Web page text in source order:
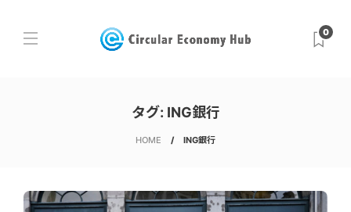
0
タグ: ING銀行
HOME ING銀行